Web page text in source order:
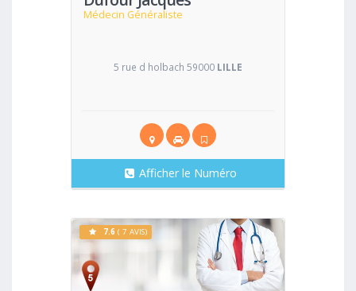
Médecin Généraliste
5 rue d holbach 59000 LILLE
Afficher le Numéro
Voir
7.6 ( 7 AVIS)